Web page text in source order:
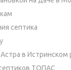
септика
в Истринском
ТОПАС